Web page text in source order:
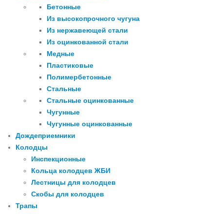
Бетонные
Из высокопрочного чугуна
Из нержавеющей стали
Из оцинкованной стали
Медные
Пластиковые
Полимербетонные
Стальные
Стальные оцинкованные
Чугунные
Чугунные оцинкованные
Дождеприемники
Колодцы
Инспекционные
Кольца колодцев ЖБИ
Лестницы для колодцев
Скобы для колодцев
Трапы